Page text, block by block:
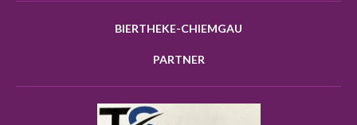
BIERTHEKE-CHIEMGAU
PARTNER